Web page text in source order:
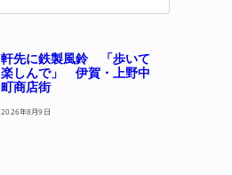
軒先に鉄製風鈴 「歩いて
楽しんで」 伊賀・上野中
町商店街
2026年8月9日